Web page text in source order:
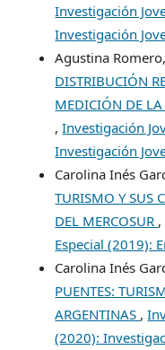
Investigación
Investigación
Agustina
DISTRIBUCIÓN
MEDICIÓN DE
,Investigación
Investigación
Carolina Inés
TURISMO Y SUS
DEL MERCOSUR ,
Especial (2019):
Carolina Inés
PUENTES:
ARGENTINAS ,
(2020):